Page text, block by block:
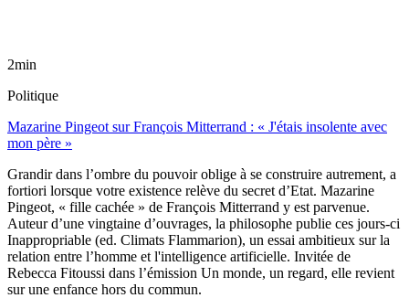
2min
Politique
Mazarine Pingeot sur François Mitterrand : « J'étais insolente avec
mon père »
Grandir dans l’ombre du pouvoir oblige à se construire autrement, a
fortiori lorsque votre existence relève du secret d’Etat. Mazarine
Pingeot, « fille cachée » de François Mitterrand y est parvenue.
Auteur d’une vingtaine d’ouvrages, la philosophe publie ces jours-ci
Inappropriable (ed. Climats Flammarion), un essai ambitieux sur la
relation entre l’homme et l'intelligence artificielle. Invitée de
Rebecca Fitoussi dans l’émission Un monde, un regard, elle revient
sur une enfance hors du commun.